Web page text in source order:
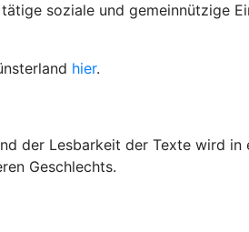
soziale und gemeinnützige
hier.
der Lesbarkeit der Texte wird
Geschlechts.